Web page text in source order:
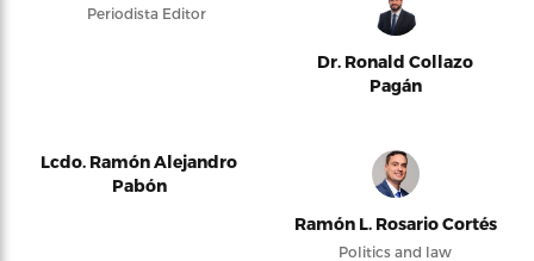
Periodista Editor
Dr. Ronald Collazo
Pagán
Lcdo. Ramón Alejandro
Pabón
Ramón L. Rosario Cortés
Politics and law